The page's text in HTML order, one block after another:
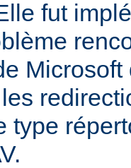
fut
type